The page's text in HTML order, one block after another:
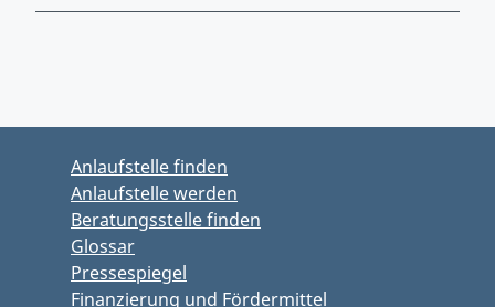
Anlaufstelle finden
Anlaufstelle werden
Beratungsstelle finden
Glossar
Pressespiegel
Finanzierung und Fördermittel